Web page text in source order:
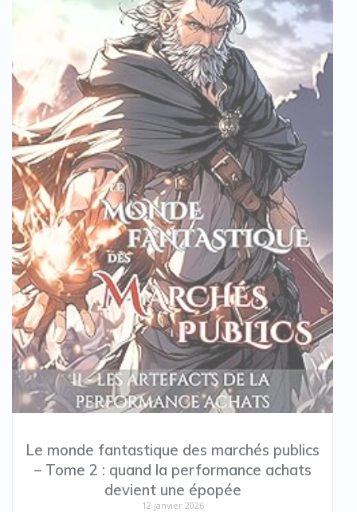
Le monde fantastique des marchés publics
– Tome 2 : quand la performance achats
devient une épopée
12 janvier 2026